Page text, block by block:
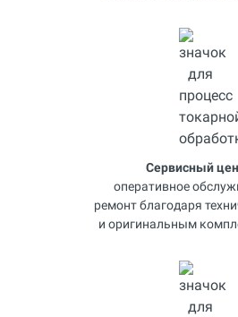
Сервисный
оперативное
ремонт благодаря
и оригинальным